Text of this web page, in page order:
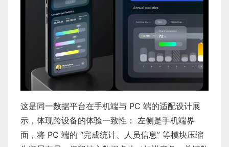
这是同一数据平台在手机端与 PC 端的适配设计展
示，体现跨设备的体验一致性： 左侧是手机端界
面，将 PC 端的 “完成统计、人员信息” 等模块压缩